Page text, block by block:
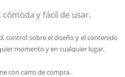
y fácil de usar.
control sobre el diseño y el contenido
momento y en cualquier lugar.
con carro de compra.